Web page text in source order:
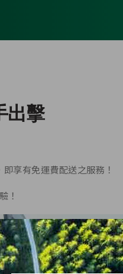
出擊
享有免運費配送之服務！
！